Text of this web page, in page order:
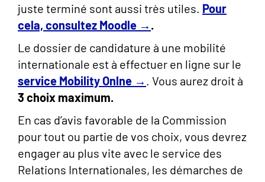
juste terminé sont aussi très utiles. Pour
cela, consultez Moodle → .
Le dossier de candidature à une mobilité
internationale est à effectuer en ligne sur le
service Mobility Onlne → . Vous aurez droit à
3 choix maximum.
En cas d’avis favorable de la Commission
pour tout ou partie de vos choix, vous devrez
engager au plus vite avec le service des
Relations Internationales, les démarches de